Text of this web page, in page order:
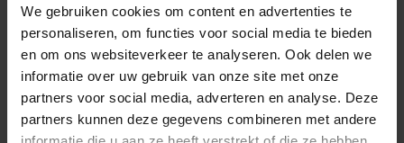
We gebruiken cookies om content en advertenties te
personaliseren, om functies voor social media te bieden
en om ons websiteverkeer te analyseren. Ook delen we
informatie over uw gebruik van onze site met onze
partners voor social media, adverteren en analyse. Deze
partners kunnen deze gegevens combineren met andere
beschikbaarheid van medicijnen te meten, en past deze
methoden aan voor door conflicten getroffen gebieden
zoals Noord-Syrië. Het maakt deel uit van een bredere
inspanning om beter in kaart te brengen hoe mensen in
fragiele en door conflicten getroffen gebieden toegang
hebben tot medicijnen. Daarbij benadrukken de
onderzoekers dat niet alleen beschikbaarheid, maar ook